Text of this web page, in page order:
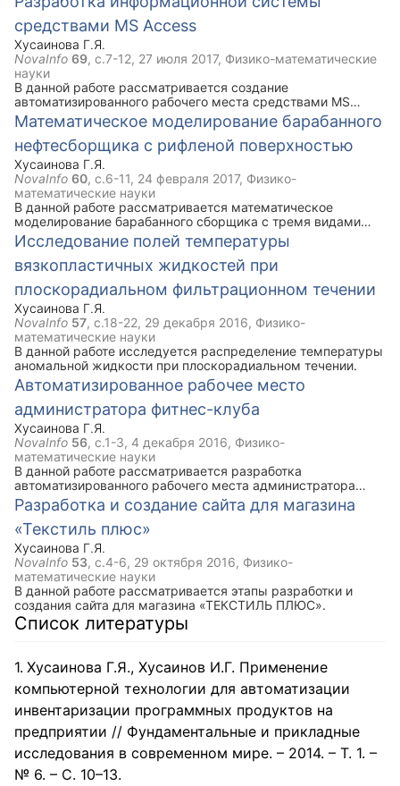
средствами MS Access
Хусаинова Г.Я.
NovaInfo 69, с.7-12, 27 июля 2017, Физико-математические
науки
В данной работе рассматривается создание
автоматизированного рабочего места средствами MS
ACCESS участковых уполномоченных полиции для
повышения эффективности их работы.
Математическое моделирование барабанного
нефтесборщика с рифленой поверхностью
Хусаинова Г.Я.
NovaInfo 60, с.6-11, 24 февраля 2017, Физико-
математические науки
В данной работе рассматривается математическое
моделирование барабанного сборщика с тремя видами
рифлености,а именно, когда образующая линия имеет вид
синусоида, пилообразный вид и П - образные выступы.
Исследование полей температуры
вязкопластичных жидкостей при
плоскорадиальном фильтрационном течении
Хусаинова Г.Я.
NovaInfo 57, с.18-22, 29 декабря 2016, Физико-
математические науки
В данной работе исследуется распределение температуры
аномальной жидкости при плоскорадиальном течении.
Автоматизированное рабочее место
администратора фитнес-клуба
Хусаинова Г.Я.
NovaInfo 56, с.1-3, 4 декабря 2016, Физико-
математические науки
В данной работе рассматривается разработка
автоматизированного рабочего места администратора
фитнес-клуба средствами Borland Delphi7.
Разработка и создание сайта для магазина
«Текстиль плюс»
Хусаинова Г.Я.
NovaInfo 53, с.4-6, 29 октября 2016, Физико-
математические науки
В данной работе рассматривается этапы разработки и
создания сайта для магазина «ТЕКСТИЛЬ ПЛЮС».
Список литературы
Хусаинова Г.Я., Хусаинов И.Г. Применение
компьютерной технологии для автоматизации
инвентаризации программных продуктов на
предприятии // Фундаментальные и прикладные
исследования в современном мире. – 2014. – Т. 1. –
№ 6. – С. 10–13.